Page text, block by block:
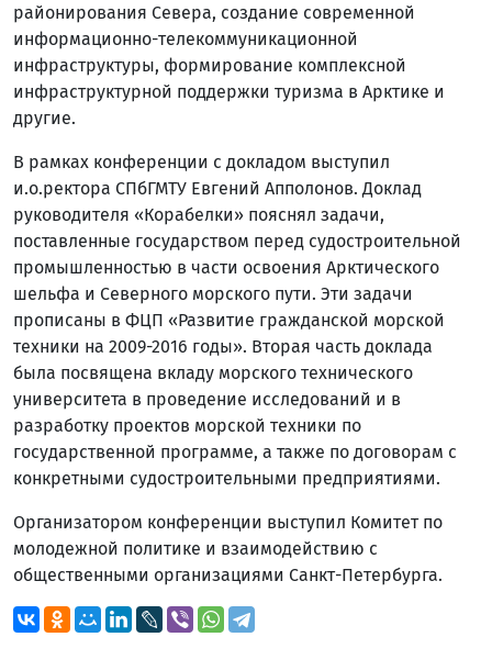
районирования Севера, создание современной
информационно-телекоммуникационной
инфраструктуры, формирование комплексной
инфраструктурной поддержки туризма в Арктике и
другие.
В рамках конференции с докладом выступил
и.о.ректора СПбГМТУ Евгений Апполонов. Доклад
руководителя «Корабелки» пояснял задачи,
поставленные государством перед судостроительной
промышленностью в части освоения Арктического
шельфа и Северного морского пути. Эти задачи
прописаны в ФЦП «Развитие гражданской морской
техники на 2009-2016 годы». Вторая часть доклада
была посвящена вкладу морского технического
университета в проведение исследований и в
разработку проектов морской техники по
государственной программе, а также по договорам с
конкретными судостроительными предприятиями.
Организатором конференции выступил Комитет по
молодежной политике и взаимодействию с
общественными организациями Санкт-Петербурга.